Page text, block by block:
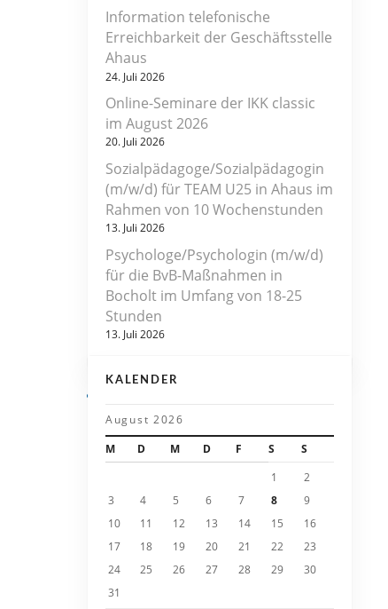
Information telefonische
Erreichbarkeit der Geschäftsstelle
Ahaus
24. Juli 2026
Online-Seminare der IKK classic
im August 2026
20. Juli 2026
Sozialpädagoge/Sozialpädagogin
(m/w/d) für TEAM U25 in Ahaus im
Rahmen von 10 Wochenstunden
13. Juli 2026
Psychologe/Psychologin (m/w/d)
für die BvB-Maßnahmen in
Bocholt im Umfang von 18-25
Stunden
13. Juli 2026
KALENDER
August 2026
M
D M D F S
S
1
2
3
4 5 6 7 8
9
10
11 12 13 14 15
16
17
18 19 20 21 22
23
24
25 26 27 28 29
30
31